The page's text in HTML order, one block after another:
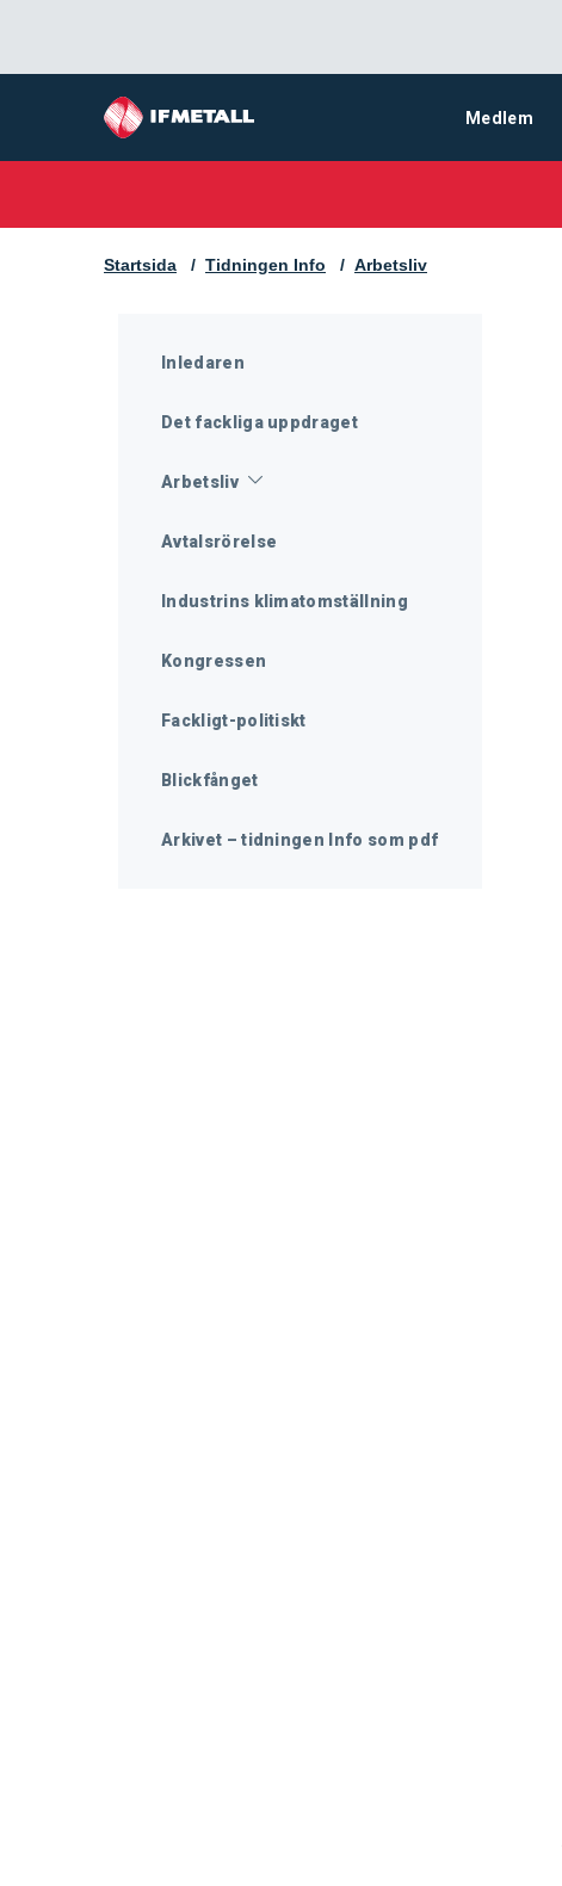
Medlem
Startsida Tidningen Info Arbetsliv
Inledaren
Det fackliga uppdraget
Arbetsliv
Avtalsrörelse
Industrins klimatomställning
Kongressen
Fackligt-politiskt
Blickfånget
Arkivet – tidningen Info som pdf